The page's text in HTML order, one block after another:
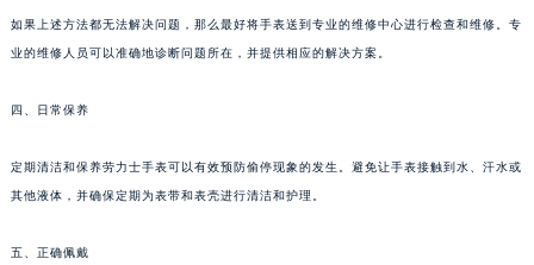
如果上述方法都无法解决问题，那么最好将手表送到专业的维修中心进行检查和维修。专
业的维修人员可以准确地诊断问题所在，并提供相应的解决方案。
四、日常保养
定期清洁和保养劳力士手表可以有效预防偷停现象的发生。避免让手表接触到水、汗水或
其他液体，并确保定期为表带和表壳进行清洁和护理。
五、正确佩戴